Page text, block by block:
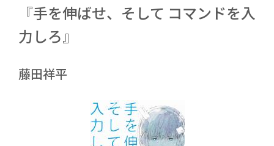
『手を伸ばせ、そして コマンドを入
力しろ』
藤田祥平